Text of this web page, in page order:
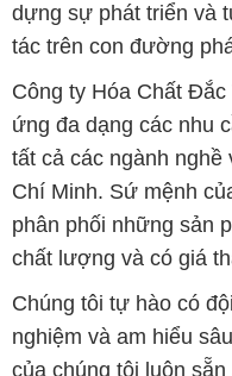
dựng sự phát triển và
tác trên con đường
Công ty Hóa Chất
ứng đa dạng các nhu
tất cả các ngành nghề
Chí Minh. Sứ mệnh
phân phối những sản
chất lượng và có giá
Chúng tôi tự hào có
nghiệm và am hiểu
của chúng tôi luôn